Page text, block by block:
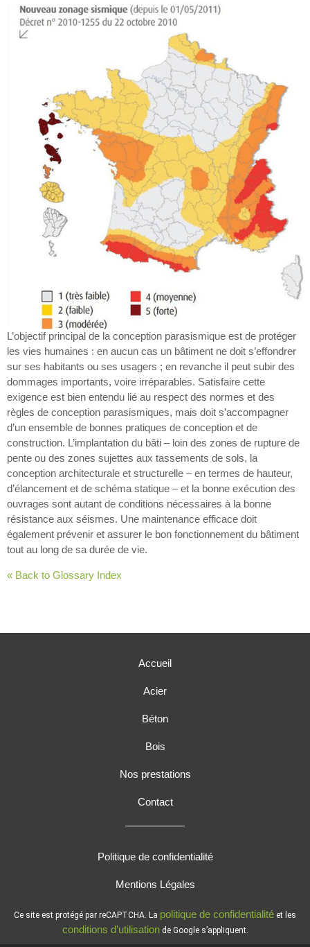
L’objectif principal de la conception parasismique est de protéger
les vies humaines : en aucun cas un bâtiment ne doit s’effondrer
sur ses habitants ou ses usagers ; en revanche il peut subir des
dommages importants, voire irréparables. Satisfaire cette
exigence est bien entendu lié au respect des normes et des
règles de conception parasismiques, mais doit s’accompagner
d’un ensemble de bonnes pratiques de conception et de
construction. L’implantation du bâti – loin des zones de rupture de
pente ou des zones sujettes aux tassements de sols, la
conception architecturale et structurelle – en termes de hauteur,
d’élancement et de schéma statique – et la bonne exécution des
ouvrages sont autant de conditions nécessaires à la bonne
résistance aux séismes. Une maintenance efficace doit
également prévenir et assurer le bon fonctionnement du bâtiment
tout au long de sa durée de vie.
« Back to Glossary Index
Accueil
Acier
Béton
Bois
Nos prestations
Contact
Politique de confidentialité
Mentions Légales
Ce site est protégé par reCAPTCHA. La politique de confidentialité et les
conditions d’utilisationde Google s’appliquent.